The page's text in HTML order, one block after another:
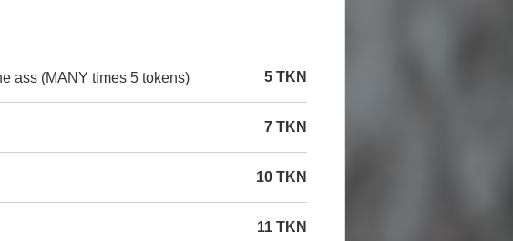
ass (MANY times 5 tokens) 5 TKN
7 TKN
10 TKN
11 TKN